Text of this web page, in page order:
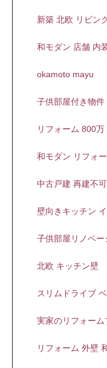
新築 北欧 リビン
和モダン 店舗 内
okamoto mayu
子供部屋付き物件
リフォーム 800万
和モダン リフォ
中古戸建 再建不
壁向きキッチン
子供部屋リノベ
北欧 キッチン壁
スリムドライブ
実家のリフォーム
リフォーム 外壁